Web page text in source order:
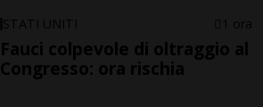
STATI UNITI 1 ora
Fauci colpevole di oltraggio al
Congresso: ora rischia